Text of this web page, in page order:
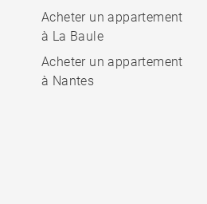
Acheter un appartement
à La Baule
Acheter un appartement
à Nantes